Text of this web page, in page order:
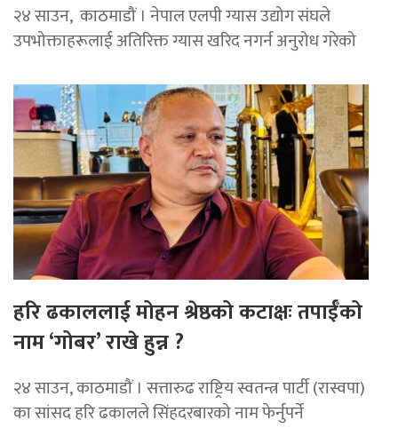
२४ साउन, काठमाडौं । नेपाल एलपी ग्यास उद्योग संघले
उपभोक्ताहरूलाई अतिरिक्त ग्यास खरिद नगर्न अनुरोध गरेको
हरि ढकाललाई मोहन श्रेष्ठको कटाक्षः तपाईँको
नाम ‘गोबर’ राखे हुन्न ?
२४ साउन, काठमाडौं । सत्तारुढ राष्ट्रिय स्वतन्त्र पार्टी (रास्वपा)
का सांसद हरि ढकालले सिंहदरबारको नाम फेर्नुपर्ने